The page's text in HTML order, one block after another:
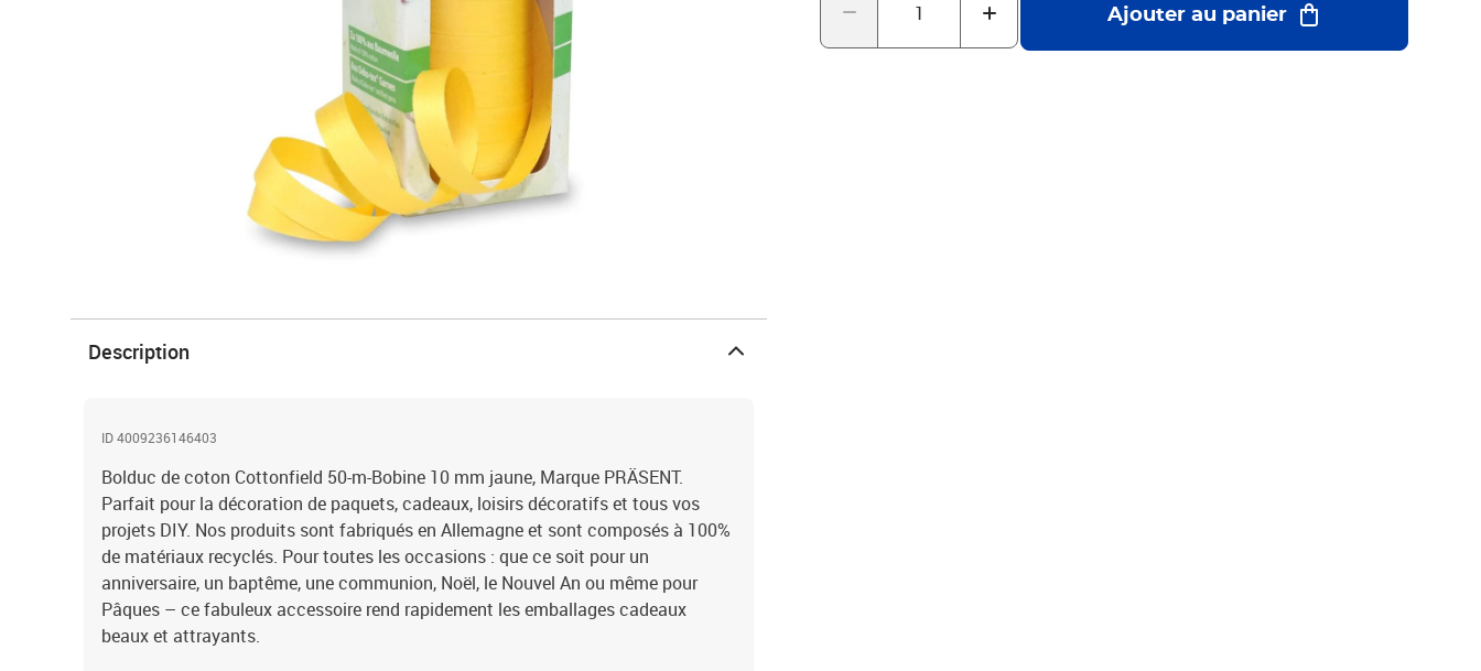
Ajouter au panier
Description
ID 4009236146403
Bolduc de coton Cottonfield 50-m-Bobine 10 mm jaune, Marque PRÄSENT.
Parfait pour la décoration de paquets, cadeaux, loisirs décoratifs et tous vos
projets DIY. Nos produits sont fabriqués en Allemagne et sont composés à 100%
de matériaux recyclés. Pour toutes les occasions : que ce soit pour un
anniversaire, un baptême, une communion, Noël, le Nouvel An ou même pour
Pâques – ce fabuleux accessoire rend rapidement les emballages cadeaux
beaux et attrayants.